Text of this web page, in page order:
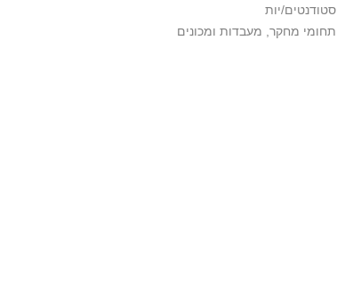
סטודנטים/יות
תחומי מחקר, מעבדות ומכונים